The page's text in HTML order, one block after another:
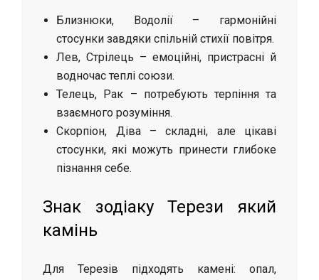
Близнюки, Водолії – гармонійні
стосунки завдяки спільній стихії повітря.
Лев, Стрілець – емоційні, пристрасні й
водночас теплі союзи.
Телець, Рак – потребують терпіння та
взаємного розуміння.
Скорпіон, Діва – складні, але цікаві
стосунки, які можуть принести глибоке
пізнання себе.
Знак зодіаку Терези який
камінь
Для Терезів підходять камені: опал,